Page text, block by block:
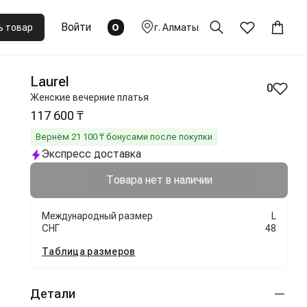
товар Войти 0 г. Алматы
Laurel
Женские вечерние платья
0
117 600 ₸
Вернём 21 100 ₸ бонусами после покупки
Экспресс доставка
Товара нет в наличии
Международный размер
L
СНГ
48
Таблица размеров
Детали